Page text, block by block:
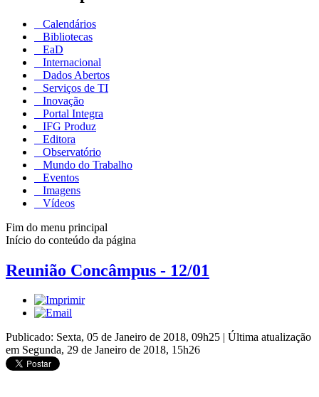
Calendários
Bibliotecas
EaD
Internacional
Dados Abertos
Serviços de TI
Inovação
Portal Integra
IFG Produz
Editora
Observatório
Mundo do Trabalho
Eventos
Imagens
Vídeos
Fim do menu principal
Início do conteúdo da página
Reunião Concâmpus - 12/01
Publicado: Sexta, 05 de Janeiro de 2018, 09h25 | Última atualização
em Segunda, 29 de Janeiro de 2018, 15h26